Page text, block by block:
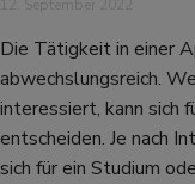
Die Tätigkeit in einer
abwechslungsreich.
interessiert, kann sich
entscheiden. Je nach
sich für ein Studium